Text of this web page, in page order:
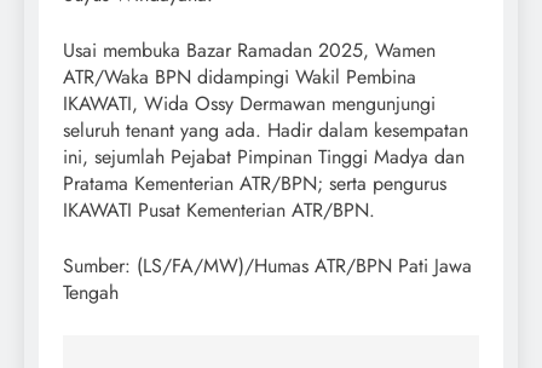
Usai membuka Bazar Ramadan 2025, Wamen
ATR/Waka BPN didampingi Wakil Pembina
IKAWATI, Wida Ossy Dermawan mengunjungi
seluruh tenant yang ada. Hadir dalam kesempatan
ini, sejumlah Pejabat Pimpinan Tinggi Madya dan
Pratama Kementerian ATR/BPN; serta pengurus
IKAWATI Pusat Kementerian ATR/BPN.
Sumber: (LS/FA/MW)/Humas ATR/BPN Pati Jawa
Tengah